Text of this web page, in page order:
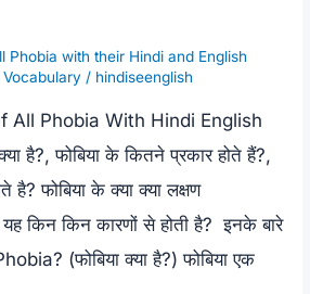
Phobia with their Hindi and English
/ hindiseenglish
All Phobia With Hindi English
है?, फोबिया के कितने प्रकार होते हैं?,
है? फोबिया के क्या क्या लक्षण
किन किन कारणों से होती है? इनके बारे
(फोबिया क्या है?) फोबिया एक